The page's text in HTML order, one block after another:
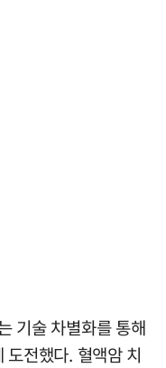
기술 차별화를 통해
도전했다. 혈액암 치